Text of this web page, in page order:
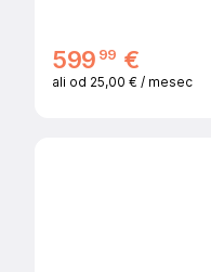
599 99 €
ali od 25,00 € / mesec